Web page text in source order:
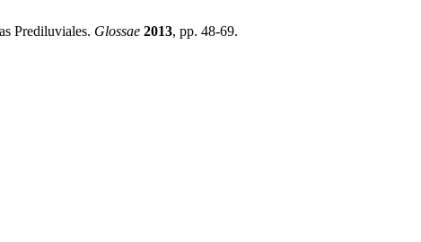
Prediluviales. Glossae 2013, pp. 48-69.